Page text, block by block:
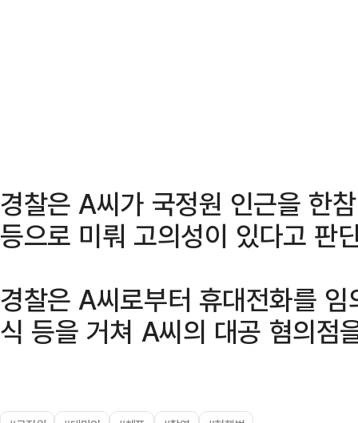
경찰은 A씨가 국정원 인근을 한
등으로 미뤄 고의성이 있다고 판
경찰은 A씨로부터 휴대전화를
식 등을 거쳐 A씨의 대공 혐의점